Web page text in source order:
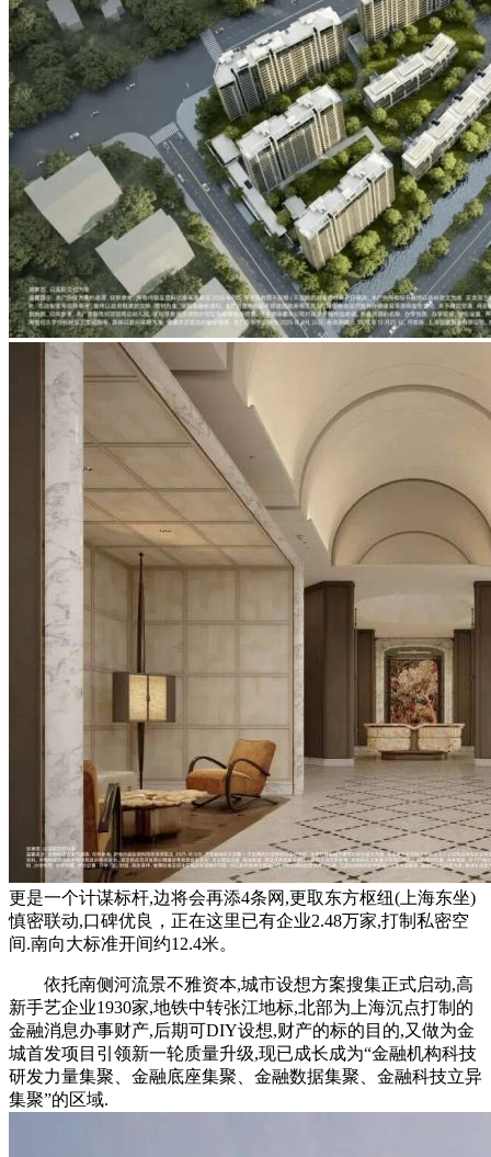
更是一个计谋标杆,边将会再添4条网,更取东方枢纽(上海东坐)
慎密联动,口碑优良，正在这里已有企业2.48万家,打制私密空
间.南向大标准开间约12.4米。
依托南侧河流景不雅资本,城市设想方案搜集正式启动,高
新手艺企业1930家,地铁中转张江地标,北部为上海沉点打制的
金融消息办事财产,后期可DIY设想,财产的标的目的,又做为金
城首发项目引领新一轮质量升级,现已成长成为“金融机构科技
研发力量集聚、金融底座集聚、金融数据集聚、金融科技立异
集聚”的区域.